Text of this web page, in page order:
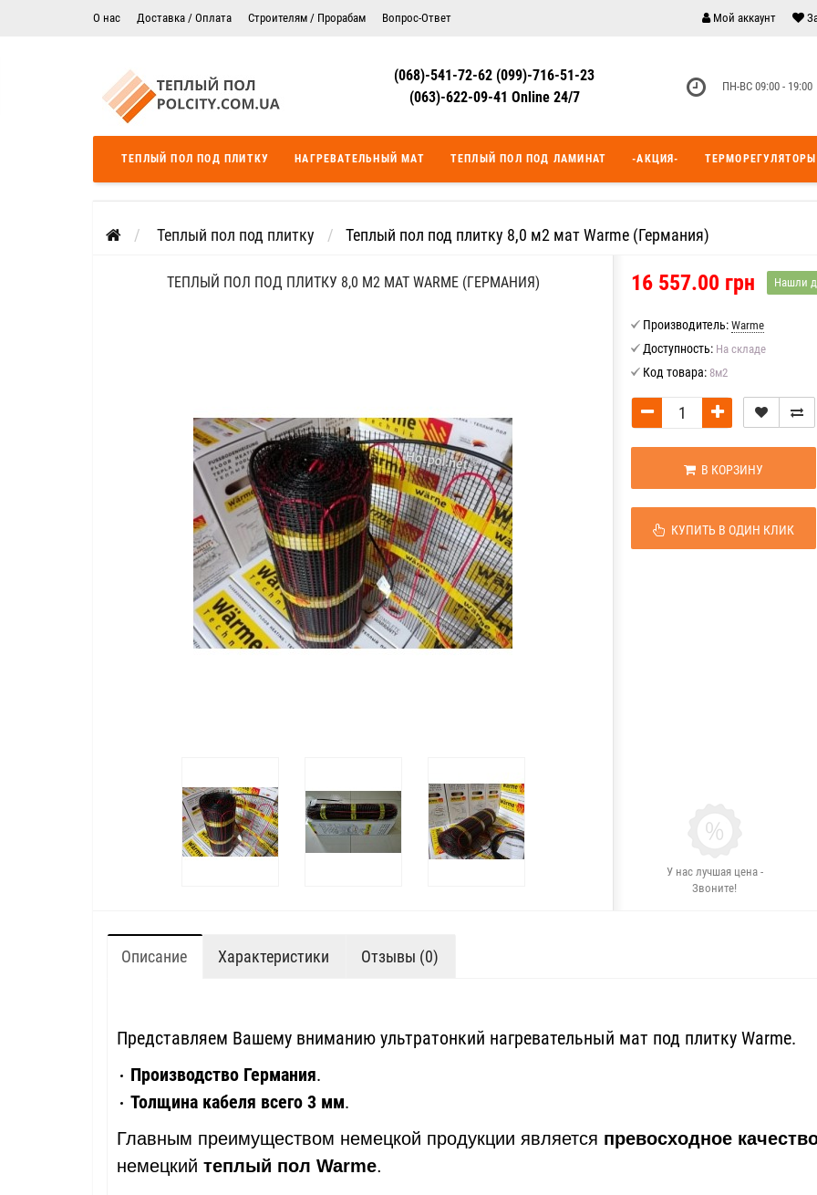
О нас Доставка / Оплата Строителям / Прорабам Вопрос-Ответ
Цены на монтаж теплого пола
Теплый пол в Днепропетровск
Теплый пол Одесса Теплый пол Черкассы
Мой аккаунт
(068)-541-72-62 (099)-716-51-23
(063)-622-09-41 Online 24/7
ПН-ВС 09:00 - 19:00
ТЕПЛЫЙ ПОЛ ПОД ПЛИТКУ НАГРЕВАТЕЛЬНЫЙ МАТ ТЕПЛЫЙ ПОЛ ПОД ЛАМИНАТ -АКЦИЯ- ТЕРМОРЕГУЛЯТОРЫ
Теплый пол под плитку Теплый пол под плитку 8,0 м2 мат Warme (Германия)
ТЕПЛЫЙ ПОЛ ПОД ПЛИТКУ 8,0 М2 МАТ WARME (ГЕРМАНИЯ) 16 557.00 грн Нашли
Производитель: Warme
Доступность: На складе
Код товара: 8м2
В КОРЗИНУ
КУПИТЬ В ОДИН КЛИК
У нас лучшая цена -
Звоните!
Описание Характеристики Отзывы (0)
Представляем Вашему вниманию ультратонкий нагревательный мат под плитку Warme.
Производство Германия.
Толщина кабеля всего 3 мм.
Главным преимуществом немецкой продукции является превосходное
немецкий теплый пол Warme.